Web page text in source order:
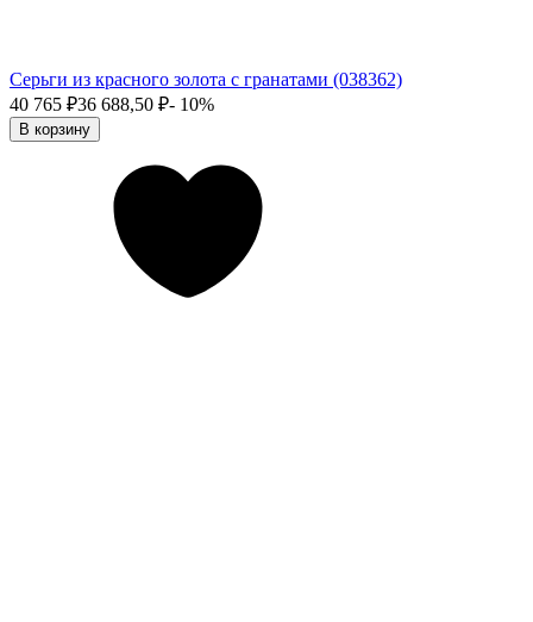
Серьги из красного золота с гранатами (038362)
40 765 ₽36 688,50 ₽- 10%
В корзину